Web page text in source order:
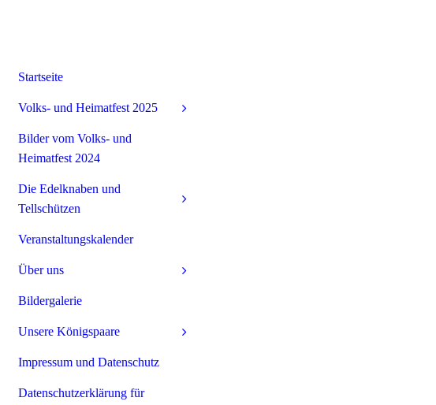
Startseite
Volks- und Heimatfest 2025
Bilder vom Volks- und
Heimatfest 2024
Die Edelknaben und
Tellschützen
Veranstaltungskalender
Über uns
Bildergalerie
Unsere Königspaare
Impressum und Datenschutz
Datenschutzerklärung für